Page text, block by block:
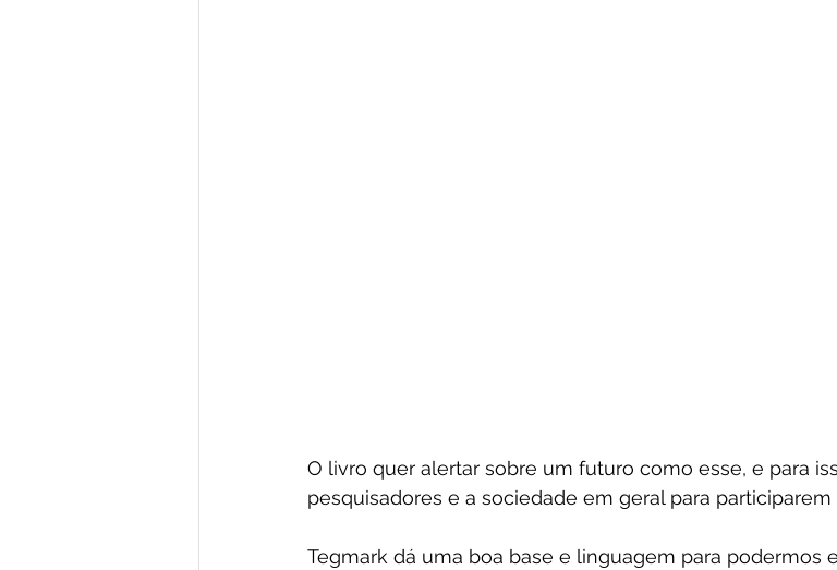
O livro quer alertar sobre um futuro como esse, e para
pesquisadores e a sociedade em geral para participarem
Tegmark dá uma boa base e linguagem para podermos